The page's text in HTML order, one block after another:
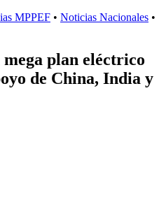
MPPEF • Noticias Nacionales •
plan eléctrico
de China, India y